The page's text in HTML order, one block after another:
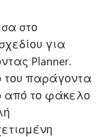
στο
για
Planner.
του παράγοντα
από το φάκελο